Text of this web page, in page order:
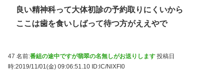
良い精神科って大体初診の予約取りにくいから
ここは歯を食いしばって待つ方がええやで
47 名前:番組の途中ですが翡翠の名無しがお送りします 投稿日
時:2019/11/01(金) 09:06:51.10 ID:lC/NlXFI0